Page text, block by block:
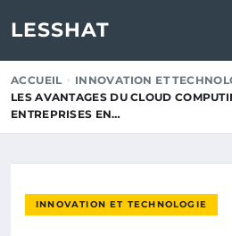
LESSHAT
ACCUEIL
INNOVATION ET
LES AVANTAGES DU CLOUD
ENTREPRISES EN…
INNOVATION ET TECHNOLOGIE